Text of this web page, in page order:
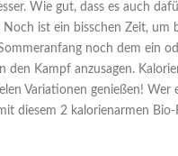
Wie gut, dass es auch
Noch ist ein bisschen Zeit, um
noch dem ein
den Kampf anzusagen.
Variationen genießen! Wer
diesem 2 kalorienarmen